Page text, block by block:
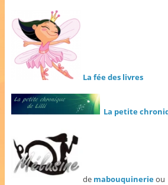
La fée des livres
La petite
de mabouquinerieou